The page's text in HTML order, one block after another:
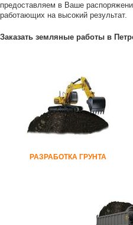
предоставляем в Ваше
работающих на высокий результат.
Заказать земляные работы в
РАЗРАБОТКА ГРУНТА